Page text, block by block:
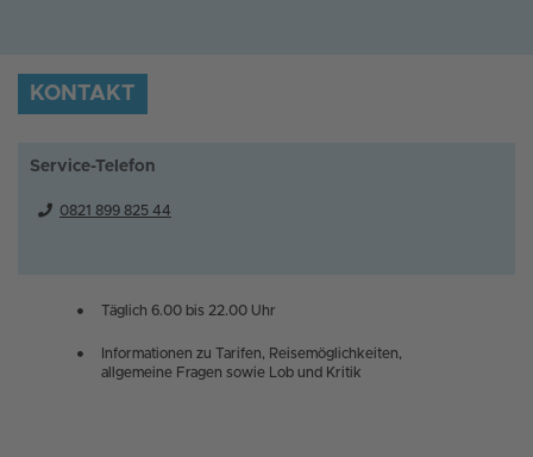
KONTAKT
Service-Telefon
0821 899 825 44
Täglich 6.00 bis 22.00 Uhr
Informationen zu Tarifen, Reisemöglichkeiten,
allgemeine Fragen sowie Lob und Kritik